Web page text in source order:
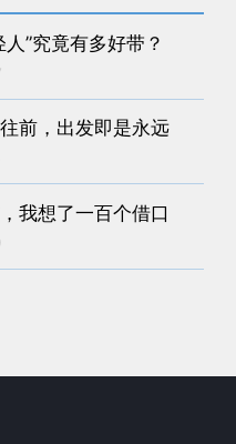
”究竟有多好带？
前，出发即是永远
我想了一百个借口